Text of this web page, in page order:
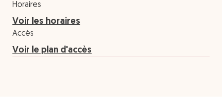
Horaires
Voir les horaires
Accès
Voir le plan d'accès